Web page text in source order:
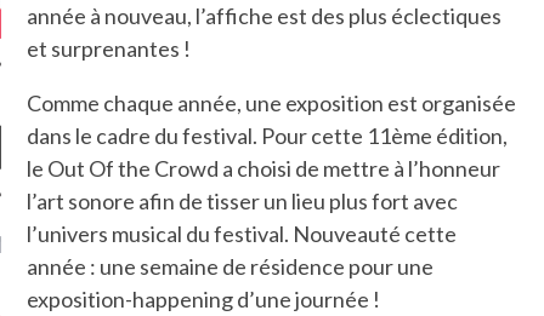
CRITIQUES
7.6
DUDE’S REV...
année à nouveau, l’affiche est des plus éclectiques
et surprenantes !
Comme chaque année, une exposition est organisée
dans le cadre du festival. Pour cette 11ème édition,
le Out Of the Crowd a choisi de mettre à l’honneur
l’art sonore afin de tisser un lieu plus fort avec
l’univers musical du festival. Nouveauté cette
année : une semaine de résidence pour une
exposition-happening d’une journée !